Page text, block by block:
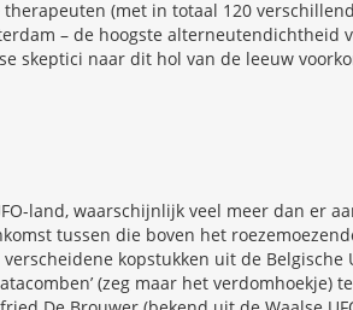
(met in totaal 120
– de hoogste alterneutendichtheid
skeptici naar dit hol van de leeuw
land, waarschijnlijk veel meer dan er
tussen die boven het
kopstukken uit de Belgische
(zeg maar het verdomhoekje)